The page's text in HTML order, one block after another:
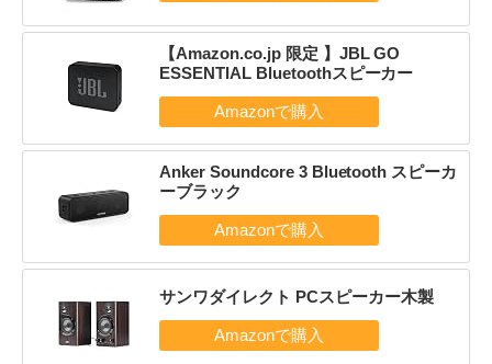
【Amazon.co.jp 限定 】JBL GO
ESSENTIAL Bluetoothスピーカー
Anker Soundcore 3 Bluetooth スピーカ
ーブラック
サンワダイレクト PCスピーカー木製